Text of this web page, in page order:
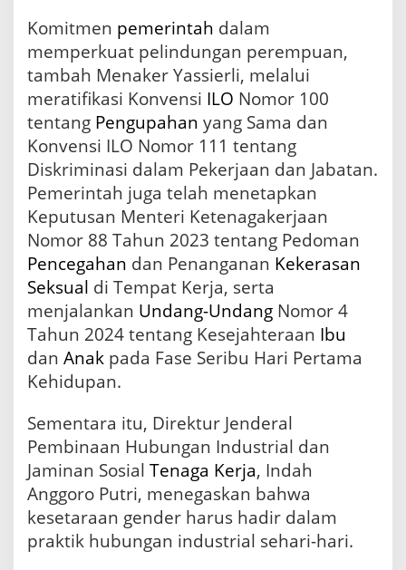
Komitmen pemerintah dalam
memperkuat pelindungan perempuan,
tambah Menaker Yassierli, melalui
meratifikasi Konvensi ILO Nomor 100
tentang Pengupahan yang Sama dan
Konvensi ILO Nomor 111 tentang
Diskriminasi dalam Pekerjaan dan Jabatan.
Pemerintah juga telah menetapkan
Keputusan Menteri Ketenagakerjaan
Nomor 88 Tahun 2023 tentang Pedoman
Pencegahan dan Penanganan Kekerasan
Seksual di Tempat Kerja, serta
menjalankan Undang-Undang Nomor 4
Tahun 2024 tentang Kesejahteraan Ibu
dan Anak pada Fase Seribu Hari Pertama
Kehidupan.
Sementara itu, Direktur Jenderal
Pembinaan Hubungan Industrial dan
Jaminan Sosial Tenaga Kerja, Indah
Anggoro Putri, menegaskan bahwa
kesetaraan gender harus hadir dalam
praktik hubungan industrial sehari-hari.